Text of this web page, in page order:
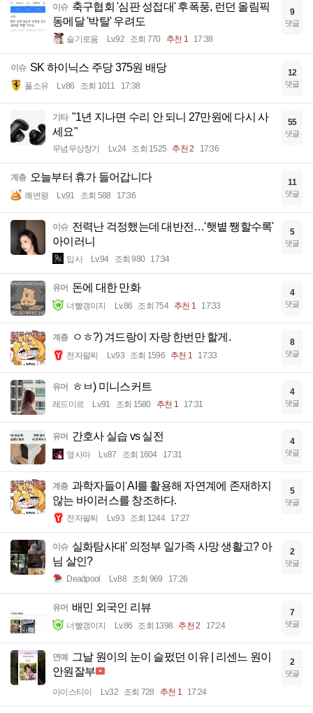
이슈 축구협회 '심판 성접대' 후폭풍, 런던 올림픽
동메달 '박탈' 우려도
슬기로움 Lv.92 조회 770 추천 1 17:38
9
댓글
이슈 SK 하이닉스 주당 375원 배당
풀소유 Lv.86 조회 1011 17:38
12
댓글
기타 "1년 지나면 수리 안 되니 27만원에 다시 사
세요"
무념무상창기 Lv.24 조회 1525 추천 2 17:36
55
댓글
계층 오늘부터 휴가 들어갑니다
쾌변왕 Lv.91 조회 588 17:36
11
댓글
이슈 전력난 걱정했는데 대반전…'햇볕 쨍할수록'
아이러니
입사 Lv.94 조회 980 17:34
5
댓글
유머 돈에 대한 만화
너빨갱이지 Lv.86 조회 754 추천 1 17:33
4
댓글
계층 ㅇㅎ?) 겨드랑이 자랑 한번만 할게.
전자팔찌 Lv.93 조회 1596 추천 1 17:33
8
댓글
유머 ㅎㅂ) 미니스커트
레드미르 Lv.91 조회 1580 추천 1 17:31
4
댓글
유머 간호사 실습 vs 실전
옆사마 Lv.87 조회 1604 17:31
4
댓글
계층 과학자들이 AI를 활용해 자연계에 존재하지
않는 바이러스를 창조하다.
전자팔찌 Lv.93 조회 1244 17:27
5
댓글
이슈 실화탐사대' 의정부 일가족 사망 생활고? 아
님 살인?
Deadpool Lv.88 조회 969 17:26
2
댓글
유머 배민 외국인 리뷰
너빨갱이지 Lv.86 조회 1398 추천 2 17:24
7
댓글
연예
그날 원이의 눈이 슬펐던 이유 | 리센느 원이
안원잘부
아이스티이 Lv.32 조회 728 추천 1 17:24
2
댓글